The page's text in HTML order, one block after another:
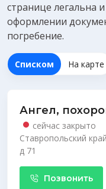
странице легальна
оформлении
погребение.
Списком На карте
Ангел,
сейчас закрыто
Ставропольский
д 71
Позвонить